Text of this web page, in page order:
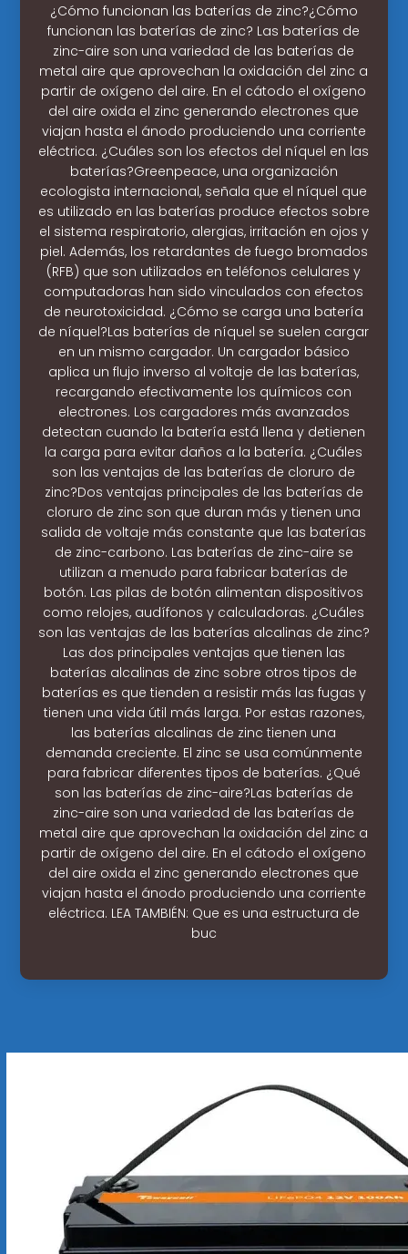
¿Cómo funcionan las baterías de zinc?¿Cómo
funcionan las baterías de zinc? Las baterías de
zinc-aire son una variedad de las baterías de
metal aire que aprovechan la oxidación del zinc a
partir de oxígeno del aire. En el cátodo el oxígeno
del aire oxida el zinc generando electrones que
viajan hasta el ánodo produciendo una corriente
eléctrica. ¿Cuáles son los efectos del níquel en las
baterías?Greenpeace, una organización
ecologista internacional, señala que el níquel que
es utilizado en las baterías produce efectos sobre
el sistema respiratorio, alergias, irritación en ojos y
piel. Además, los retardantes de fuego bromados
(RFB) que son utilizados en teléfonos celulares y
computadoras han sido vinculados con efectos
de neurotoxicidad. ¿Cómo se carga una batería
de níquel?Las baterías de níquel se suelen cargar
en un mismo cargador. Un cargador básico
aplica un flujo inverso al voltaje de las baterías,
recargando efectivamente los químicos con
electrones. Los cargadores más avanzados
detectan cuando la batería está llena y detienen
la carga para evitar daños a la batería. ¿Cuáles
son las ventajas de las baterías de cloruro de
zinc?Dos ventajas principales de las baterías de
cloruro de zinc son que duran más y tienen una
salida de voltaje más constante que las baterías
de zinc-carbono. Las baterías de zinc-aire se
utilizan a menudo para fabricar baterías de
botón. Las pilas de botón alimentan dispositivos
como relojes, audífonos y calculadoras. ¿Cuáles
son las ventajas de las baterías alcalinas de zinc?
Las dos principales ventajas que tienen las
baterías alcalinas de zinc sobre otros tipos de
baterías es que tienden a resistir más las fugas y
tienen una vida útil más larga. Por estas razones,
las baterías alcalinas de zinc tienen una
demanda creciente. El zinc se usa comúnmente
para fabricar diferentes tipos de baterías. ¿Qué
son las baterías de zinc-aire?Las baterías de
zinc-aire son una variedad de las baterías de
metal aire que aprovechan la oxidación del zinc a
partir de oxígeno del aire. En el cátodo el oxígeno
del aire oxida el zinc generando electrones que
viajan hasta el ánodo produciendo una corriente
eléctrica. LEA TAMBIÉN: Que es una estructura de
buc